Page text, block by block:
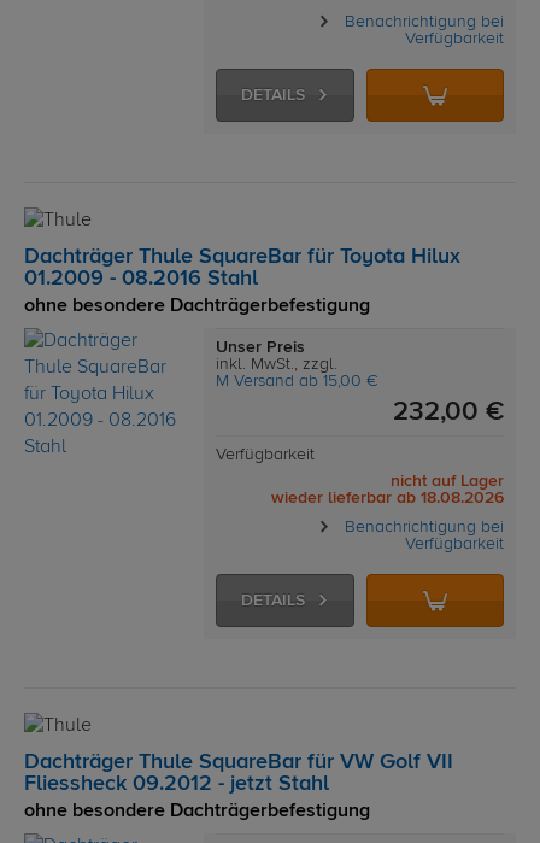
Benachrichtigung bei
Verfügbarkeit
DETAILS
Dachträger Thule SquareBar für Toyota Hilux
01.2009 - 08.2016 Stahl
ohne besondere Dachträgerbefestigung
Unser Preis
inkl. MwSt., zzgl.
M Versand ab 15,00 €
232,00 €
Verfügbarkeit
nicht auf Lager
wieder lieferbar ab 18.08.2026
Benachrichtigung bei
Verfügbarkeit
DETAILS
Dachträger Thule SquareBar für VW Golf VII
Fliessheck 09.2012 - jetzt Stahl
ohne besondere Dachträgerbefestigung